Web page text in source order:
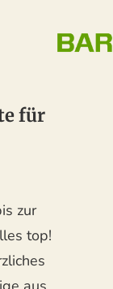
für
zur
top!